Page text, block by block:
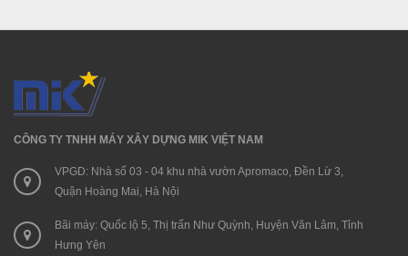
CÔNG TY TNHH MÁY XÂY DỰNG MIK VIỆT NAM
VPGD: Nhà số 03 - 04 khu nhà vườn Apromaco, Đền Lừ 3,
Quận Hoàng Mai, Hà Nội
Bãi máy: Quốc lộ 5, Thị trấn Như Quỳnh, Huyện Văn Lâm, Tỉnh
Hưng Yên